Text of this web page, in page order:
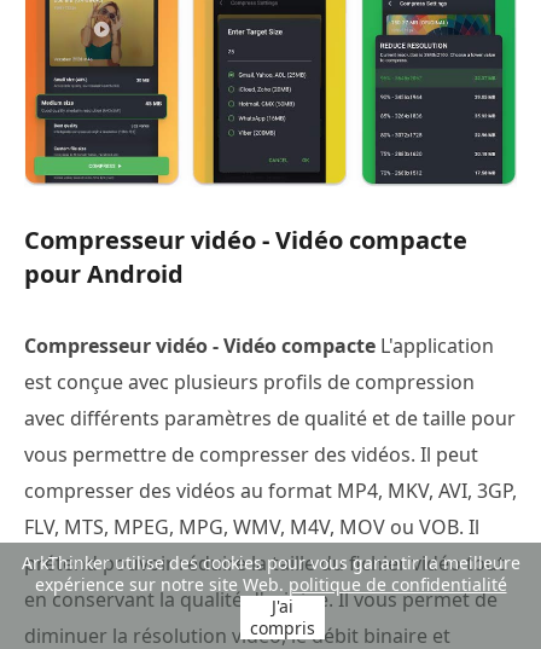
Compresseur vidéo - Vidéo compacte
pour Android
Compresseur vidéo - Vidéo compacte L'application
est conçue avec plusieurs profils de compression
avec différents paramètres de qualité et de taille pour
vous permettre de compresser des vidéos. Il peut
compresser des vidéos au format MP4, MKV, AVI, 3GP,
FLV, MTS, MPEG, MPG, WMV, M4V, MOV ou VOB. Il
prétend pouvoir réduire la taille du fichier vidéo tout
en conservant la qualité d'origine. Il vous permet de
diminuer la résolution vidéo, le débit binaire et
ArkThinker utilise des cookies pour vous garantir la meilleure
expérience sur notre site Web. politique de confidentialité
J'ai
compris